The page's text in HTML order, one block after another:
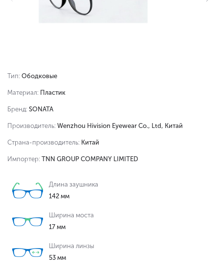
Тип: Ободковые
Материал: Пластик
Бренд: SONATA
Производитель: Wenzhou Hivision Eyewear Co., Ltd, Китай
Страна-производитель: Китай
Импортер: TNN GROUP COMPANY LIMITED
Длина заушника
142 мм
Ширина моста
17 мм
Ширина линзы
53 мм